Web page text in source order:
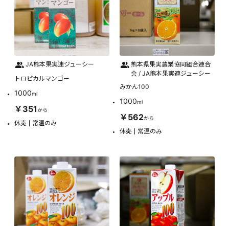
JA熊本果実連ジューシー
トロピカルマンゴー
1000ml
￥351から
休売 常温のみ
熊本県果実農業協同組合連合
会 / JA熊本果実連ジューシー
みかん100
1000ml
￥562から
休売 常温のみ